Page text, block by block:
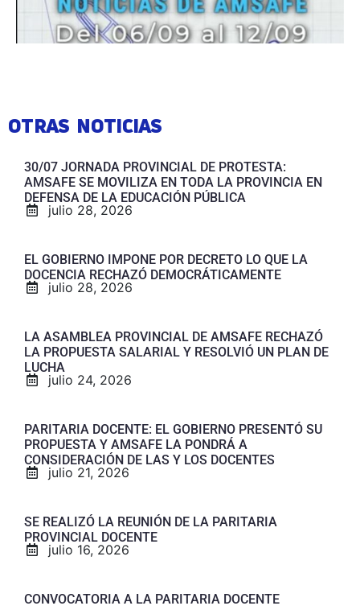
OTRAS NOTICIAS
30/07 JORNADA PROVINCIAL DE PROTESTA:
AMSAFE SE MOVILIZA EN TODA LA PROVINCIA EN
DEFENSA DE LA EDUCACIÓN PÚBLICA
julio 28, 2026
EL GOBIERNO IMPONE POR DECRETO LO QUE LA
DOCENCIA RECHAZÓ DEMOCRÁTICAMENTE
julio 28, 2026
LA ASAMBLEA PROVINCIAL DE AMSAFE RECHAZÓ
LA PROPUESTA SALARIAL Y RESOLVIÓ UN PLAN DE
LUCHA
julio 24, 2026
PARITARIA DOCENTE: EL GOBIERNO PRESENTÓ SU
PROPUESTA Y AMSAFE LA PONDRÁ A
CONSIDERACIÓN DE LAS Y LOS DOCENTES
julio 21, 2026
SE REALIZÓ LA REUNIÓN DE LA PARITARIA
PROVINCIAL DOCENTE
julio 16, 2026
CONVOCATORIA A LA PARITARIA DOCENTE